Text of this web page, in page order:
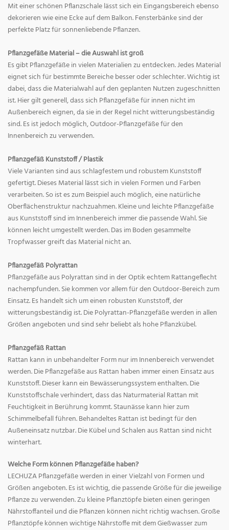
Mit einer schönen Pflanzschale lässt sich ein Eingangsbereich ebenso
dekorieren wie eine Ecke auf dem Balkon. Fensterbänke sind der
perfekte Platz für sonnenliebende Pflanzen.
Pflanzgefäße Material – die Auswahl ist groß
Es gibt Pflanzgefäße in vielen Materialien zu entdecken. Jedes Material
eignet sich für bestimmte Bereiche besser oder schlechter. Wichtig ist
dabei, dass die Materialwahl auf den geplanten Nutzen zugeschnitten
ist. Hier gilt generell, dass sich Pflanzgefäße für innen nicht im
Außenbereich eignen, da sie in der Regel nicht witterungsbeständig
sind. Es ist jedoch möglich, Outdoor-Pflanzgefäße für den
Innenbereich zu verwenden.
Pflanzgefäß Kunststoff / Plastik
Viele Varianten sind aus schlagfestem und robustem Kunststoff
gefertigt. Dieses Material lässt sich in vielen Formen und Farben
verarbeiten. So ist es zum Beispiel auch möglich, eine natürliche
Oberflächenstruktur nachzuahmen. Kleine und leichte Pflanzgefäße
aus Kunststoff sind im Innenbereich immer die passende Wahl. Sie
können leicht umgestellt werden. Das im Boden gesammelte
Tropfwasser greift das Material nicht an.
Pflanzgefäß Polyrattan
Pflanzgefäße aus Polyrattan sind in der Optik echtem Rattangeflecht
nachempfunden. Sie kommen vor allem für den Outdoor-Bereich zum
Einsatz. Es handelt sich um einen robusten Kunststoff, der
witterungsbeständig ist. Die Polyrattan-Pflanzgefäße werden in allen
Größen angeboten und sind sehr beliebt als hohe Pflanzkübel.
Pflanzgefäß Rattan
Rattan kann in unbehandelter Form nur im Innenbereich verwendet
werden. Die Pflanzgefäße aus Rattan haben immer einen Einsatz aus
Kunststoff. Dieser kann ein Bewässerungssystem enthalten. Die
Kunststoffschale verhindert, dass das Naturmaterial Rattan mit
Feuchtigkeit in Berührung kommt. Staunässe kann hier zum
Schimmelbefall führen. Behandeltes Rattan ist bedingt für den
Außeneinsatz nutzbar. Die Kübel und Schalen aus Rattan sind nicht
winterhart.
Welche Form können Pflanzgefäße haben?
LECHUZA Pflanzgefäße werden in einer Vielzahl von Formen und
Größen angeboten. Es ist wichtig, die passende Größe für die jeweilige
Pflanze zu verwenden. Zu kleine Pflanztöpfe bieten einen geringen
Nährstoffanteil und die Pflanzen können nicht richtig wachsen. Große
Pflanztöpfe können wichtige Nährstoffe mit dem Gießwasser zum